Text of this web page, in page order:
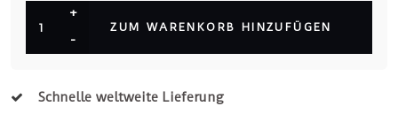
+
-
ZUM WARENKORB HINZUFÜGEN
Schnelle weltweite Lieferung